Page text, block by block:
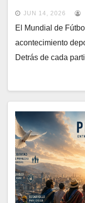
JUN 14, 2026
El Mundial de
acontecimiento
Detrás de cada